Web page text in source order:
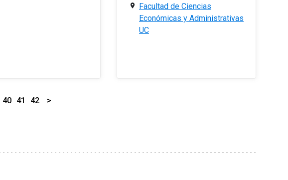
Facultad de Ciencias
Económicas y Administrativas
UC
40 41 42 >